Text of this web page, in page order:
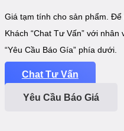
Giá tạm tính cho sản phẩm.
Khách “Chat Tư Vấn” với
“Yêu Cầu Báo Gía” phía dưới.
Chat Tư Vấn
Yêu Cầu Báo Giá